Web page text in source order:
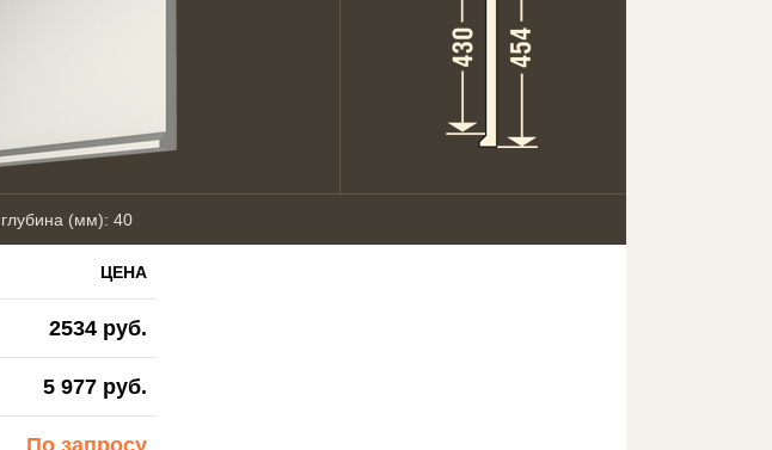
(мм): 40
ЦЕНА
2534 руб.
5 977 руб.
По запросу